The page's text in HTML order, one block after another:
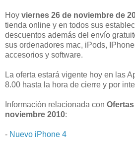
Hoy viernes 26 de noviembre de
tienda online y en todos sus
descuentos además del envío
sus ordenadores mac, iPods,
accesorios y software.
La oferta estará vigente hoy en las
8.00 hasta la hora de cierre y por
Información relacionada con
noviembre 2010:
- Nuevo iPhone 4